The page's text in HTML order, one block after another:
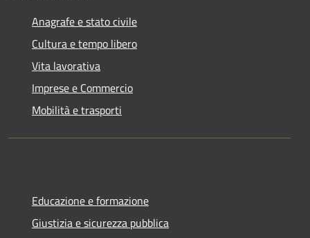
Anagrafe e stato civile
Cultura e tempo libero
Vita lavorativa
Imprese e Commercio
Mobilità e trasporti
Educazione e formazione
Giustizia e sicurezza pubblica